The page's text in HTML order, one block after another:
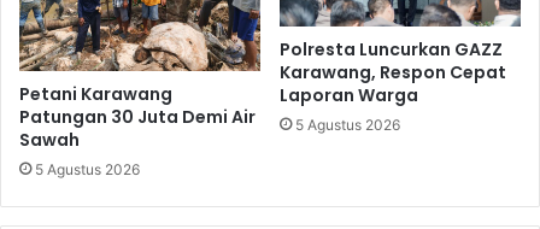
Petani Karawang
Patungan 30 Juta Demi Air
Sawah
5 Agustus 2026
Polresta Luncurkan GAZZ
Karawang, Respon Cepat
Laporan Warga
5 Agustus 2026